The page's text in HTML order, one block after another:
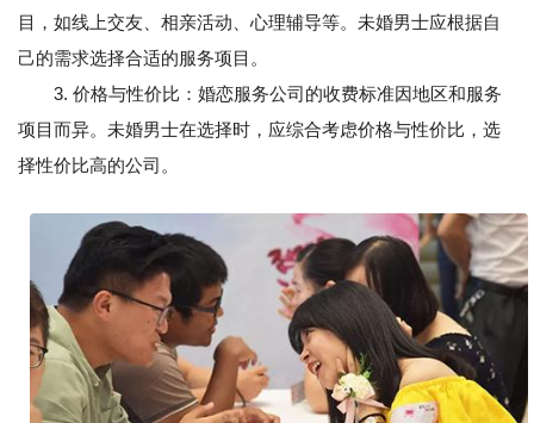
目，如线上交友、相亲活动、心理辅导等。未婚男士应根据自
己的需求选择合适的服务项目。
3. 价格与性价比：婚恋服务公司的收费标准因地区和服务
项目而异。未婚男士在选择时，应综合考虑价格与性价比，选
择性价比高的公司。